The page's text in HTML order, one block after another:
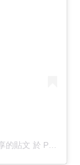
的貼文 於 PST 2019 年 11月 月 20 日 上午 12:24